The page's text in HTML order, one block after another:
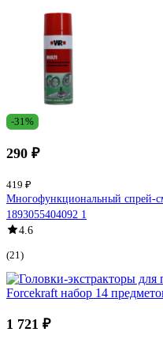
-31%
290 ₽
419 ₽
Многофункциональный спрей-
1893055404092 1
4.6
(21)
1 721 ₽